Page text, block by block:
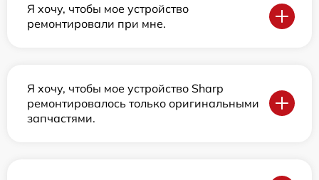
Я хочу, чтобы мое устройство
ремонтировали при мне.
Я хочу, чтобы мое устройство Sharp
ремонтировалось только оригинальными
запчастями.